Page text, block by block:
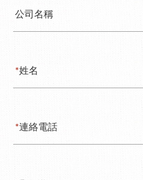
公司名稱
*姓名
*連絡電話